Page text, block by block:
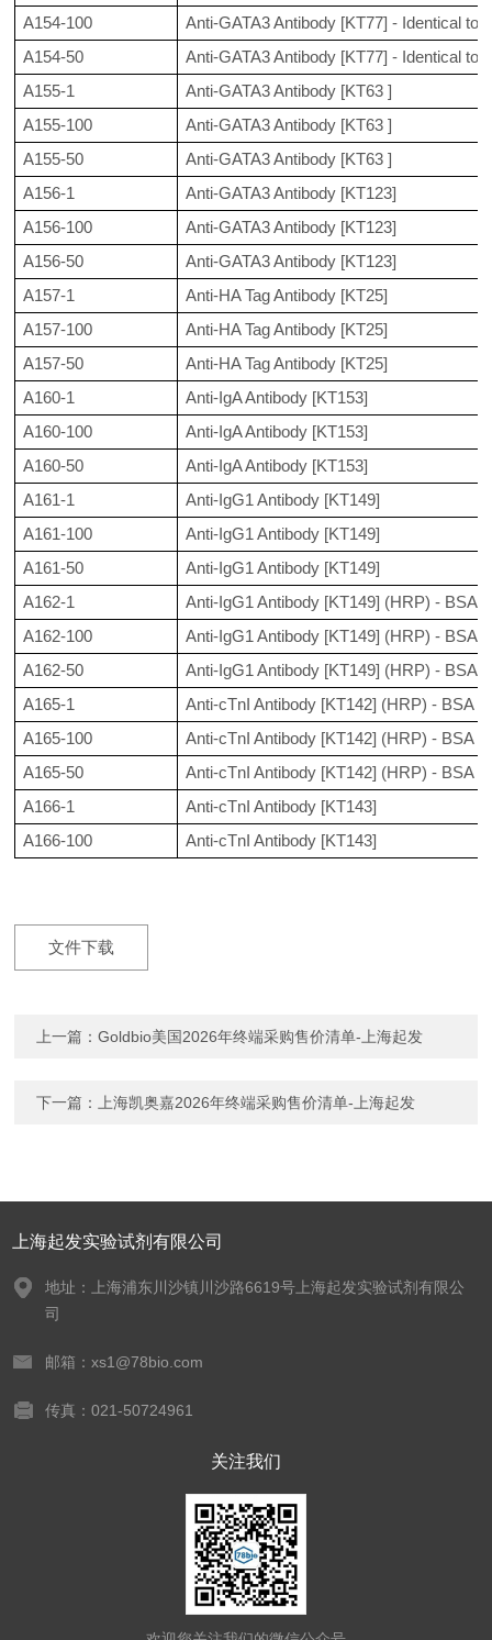
A154-100
Anti-GATA3 Antibody [KT77] - Identical to
A154-50
Anti-GATA3 Antibody [KT77] - Identical to
A155-1
Anti-GATA3 Antibody [KT63 ]
A155-100
Anti-GATA3 Antibody [KT63 ]
A155-50
Anti-GATA3 Antibody [KT63 ]
A156-1
Anti-GATA3 Antibody [KT123]
A156-100
Anti-GATA3 Antibody [KT123]
A156-50
Anti-GATA3 Antibody [KT123]
A157-1
Anti-HA Tag Antibody [KT25]
A157-100
Anti-HA Tag Antibody [KT25]
A157-50
Anti-HA Tag Antibody [KT25]
A160-1
Anti-IgA Antibody [KT153]
A160-100
Anti-IgA Antibody [KT153]
A160-50
Anti-IgA Antibody [KT153]
A161-1
Anti-IgG1 Antibody [KT149]
A161-100
Anti-IgG1 Antibody [KT149]
A161-50
Anti-IgG1 Antibody [KT149]
A162-1
Anti-IgG1 Antibody [KT149] (HRP) - BSA
A162-100
Anti-IgG1 Antibody [KT149] (HRP) - BSA
A162-50
Anti-IgG1 Antibody [KT149] (HRP) - BSA
A165-1
Anti-cTnI Antibody [KT142] (HRP) - BSA
A165-100
Anti-cTnI Antibody [KT142] (HRP) - BSA
A165-50
Anti-cTnI Antibody [KT142] (HRP) - BSA
A166-1
Anti-cTnI Antibody [KT143]
A166-100
Anti-cTnI Antibody [KT143]
文件下载
上一篇：Goldbio美国2026年终端采购售价清单-上海起发
下一篇： 上海凯奥嘉2026年终端采购售价清单-上海起发
上海起发实验试剂有限公司
地址：上海浦东川沙镇川沙路6619号上海起发实验试剂有限公
司
邮箱：xs1@78bio.com
传真：021-50724961
关注我们